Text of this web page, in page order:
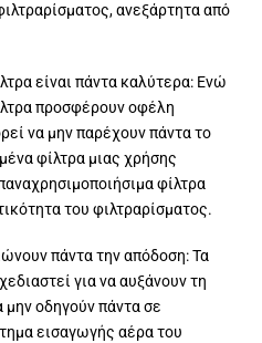
ανεξάρτητα από
είναι πάντα καλύτερα: Ενώ
προσφέρουν οφέλη
να μην παρέχουν πάντα το
φίλτρα μιας χρήσης
φίλτρα
του φιλτραρίσματος.
πάντα την απόδοση: Τα
για να αυξάνουν τη
μην οδηγούν πάντα σε
εισαγωγής αέρα του